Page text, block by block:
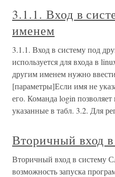
3.1.1. Вход в
именем
3.1.1. Вход в систему под
используется для входа в
другим именем нужно
[параметры]Если имя не
его. Команда login
указанные в табл. 3.2. Для
Вторичный вход
Вторичный вход в систему
возможность запуска